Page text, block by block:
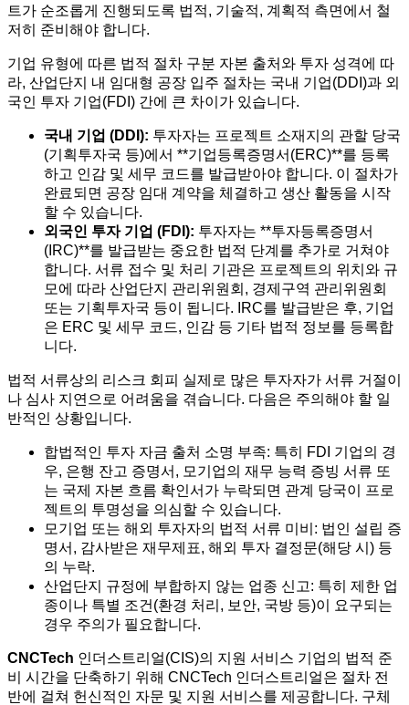
트가 순조롭게 진행되도록 법적, 기술적, 계획적 측면에서 철
저히 준비해야 합니다.
기업 유형에 따른 법적 절차 구분 자본 출처와 투자 성격에 따
라, 산업단지 내 임대형 공장 입주 절차는 국내 기업(DDI)과 외
국인 투자 기업(FDI) 간에 큰 차이가 있습니다.
국내 기업 (DDI): 투자자는 프로젝트 소재지의 관할 당국
(기획투자국 등)에서 **기업등록증명서(ERC)**를 등록
하고 인감 및 세무 코드를 발급받아야 합니다. 이 절차가
완료되면 공장 임대 계약을 체결하고 생산 활동을 시작
할 수 있습니다.
외국인 투자 기업 (FDI): 투자자는 **투자등록증명서
(IRC)**를 발급받는 중요한 법적 단계를 추가로 거쳐야
합니다. 서류 접수 및 처리 기관은 프로젝트의 위치와 규
모에 따라 산업단지 관리위원회, 경제구역 관리위원회
또는 기획투자국 등이 됩니다. IRC를 발급받은 후, 기업
은 ERC 및 세무 코드, 인감 등 기타 법적 정보를 등록합
니다.
법적 서류상의 리스크 회피 실제로 많은 투자자가 서류 거절이
나 심사 지연으로 어려움을 겪습니다. 다음은 주의해야 할 일
반적인 상황입니다.
합법적인 투자 자금 출처 소명 부족: 특히 FDI 기업의 경
우, 은행 잔고 증명서, 모기업의 재무 능력 증빙 서류 또
는 국제 자본 흐름 확인서가 누락되면 관계 당국이 프로
젝트의 투명성을 의심할 수 있습니다.
모기업 또는 해외 투자자의 법적 서류 미비: 법인 설립 증
명서, 감사받은 재무제표, 해외 투자 결정문(해당 시) 등
의 누락.
산업단지 규정에 부합하지 않는 업종 신고: 특히 제한 업
종이나 특별 조건(환경 처리, 보안, 국방 등)이 요구되는
경우 주의가 필요합니다.
CNCTech 인더스트리얼(CIS)의 지원 서비스 기업의 법적 준
비 시간을 단축하기 위해 CNCTech 인더스트리얼은 절차 전
반에 걸쳐 헌신적인 자문 및 지원 서비스를 제공합니다. 구체